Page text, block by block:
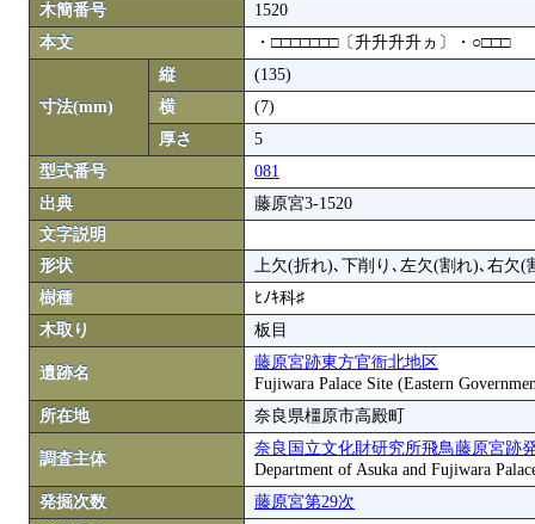
木簡番号
1520
本文
・□□□□□□□〔升升升升ヵ〕・○□□□
寸法(mm)
縦
(135)
横
(7)
厚さ
5
型式番号
081
出典
藤原宮3-1520
文字説明
形状
上欠(折れ)､下削り､左欠(割れ)､右欠(
樹種
ﾋﾉｷ科♯
木取り
板目
遺跡名
藤原宮跡東方官衙北地区
Fujiwara Palace Site (Eastern
所在地
奈良県橿原市高殿町
調査主体
奈良国立文化財研究所飛鳥藤原宮跡
Department of Asuka and Fujiwara
発掘次数
藤原宮第29次